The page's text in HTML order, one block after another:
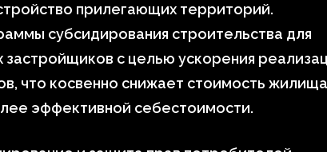
прилегающих территорий.
субсидирования строительства для
застройщиков с целью ускорения
что косвенно снижает стоимость
эффективной себестоимости.